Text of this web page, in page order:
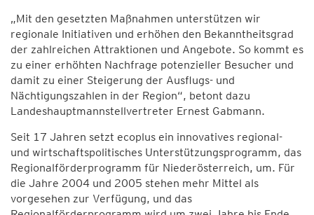
„Mit den gesetzten Maßnahmen unterstützen wir
regionale Initiativen und erhöhen den Bekanntheitsgrad
der zahlreichen Attraktionen und Angebote. So kommt es
zu einer erhöhten Nachfrage potenzieller Besucher und
damit zu einer Steigerung der Ausflugs- und
Nächtigungszahlen in der Region“, betont dazu
Landeshauptmannstellvertreter Ernest Gabmann.
Seit 17 Jahren setzt ecoplus ein innovatives regional-
und wirtschaftspolitisches Unterstützungsprogramm, das
Regionalförderprogramm für Niederösterreich, um. Für
die Jahre 2004 und 2005 stehen mehr Mittel als
vorgesehen zur Verfügung, und das